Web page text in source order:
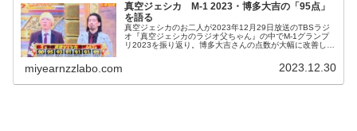
真空ジェシカ M-1 2023・博多大吉の「95点」
を語る
真空ジェシカのお二人が2023年12月29日放送のTBSラジ
オ『真空ジェシカのラジオ父ちゃん』の中でM-1グランプ
リ2023を振り返り。博多大吉さんの点数が大幅に改善した
miyearnzzlabo.com 2023.12.30